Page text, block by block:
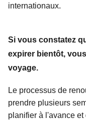
internationaux.
Si vous constatez
expirer bientôt,
voyage.
Le processus de
prendre plusieurs
planifier à l'avance